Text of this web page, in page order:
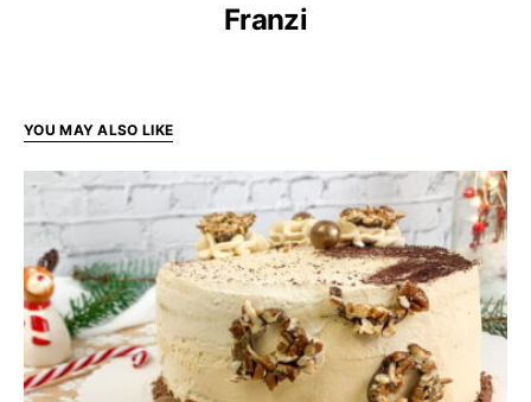
Franzi
YOU MAY ALSO LIKE